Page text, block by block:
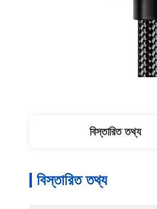
বিস্তারিত তথ্য
বিস্তারিত তথ্য